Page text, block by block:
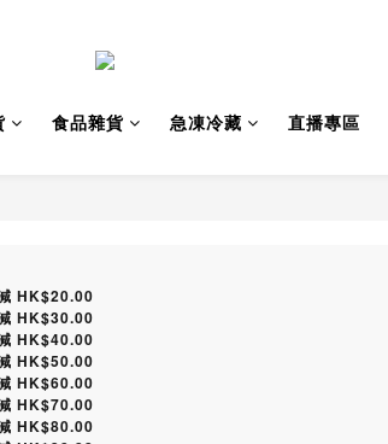
食品雜貨 急凍冷藏 直播專區
HK$20.00
HK$30.00
HK$40.00
HK$50.00
HK$60.00
HK$70.00
HK$80.00